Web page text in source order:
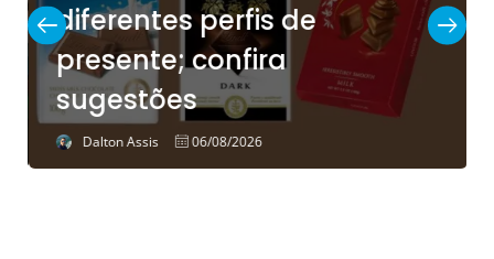
diferentes perfis de
presente; confira
sugestões
Dalton Assis 06/08/2026